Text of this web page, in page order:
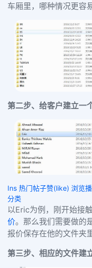
车厢里，哪种情况更容
第二步、给客户建立一
Ins 热门帖子赞(like) 浏览
分类
以Eric为例，刚开始接
价。那么我们需要做的
报价保存在他的文件夹
第三步、相应的文件建